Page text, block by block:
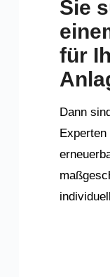
Sie
für
Dann